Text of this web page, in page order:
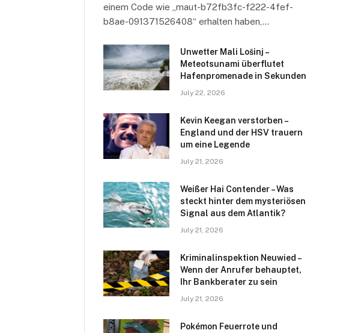
einem Code wie „maut-b72fb3fc-f222-4fef-
b8ae-091371526408“ erhalten haben,…
Unwetter Mali Lošinj –
Meteotsunami überflutet
Hafenpromenade in Sekunden
July 22, 2026
Kevin Keegan verstorben –
England und der HSV trauern
um eine Legende
July 21, 2026
Weißer Hai Contender – Was
steckt hinter dem mysteriösen
Signal aus dem Atlantik?
July 21, 2026
Kriminalinspektion Neuwied –
Wenn der Anrufer behauptet,
Ihr Bankberater zu sein
July 21, 2026
Pokémon Feuerrote und